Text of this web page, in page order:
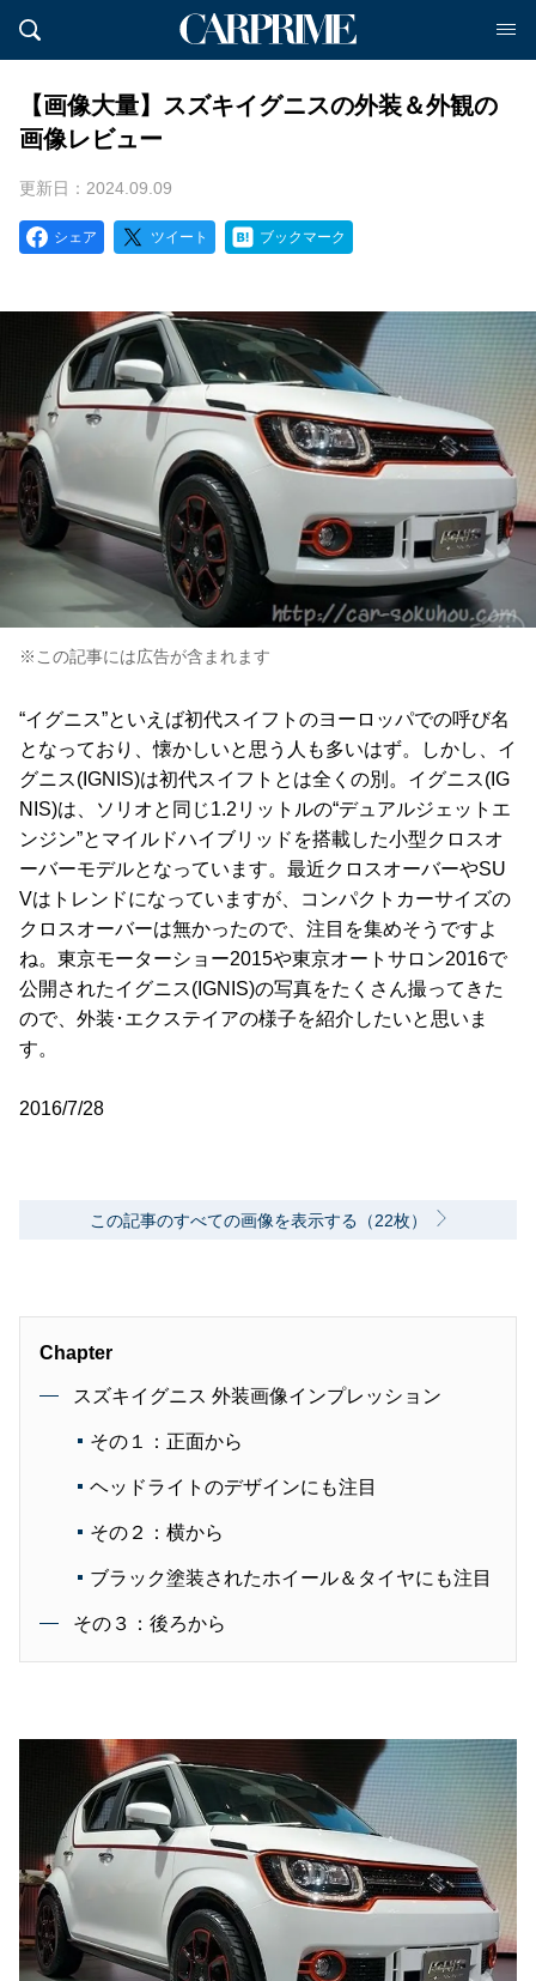
【画像大量】スズキイグニスの外装＆外観の
画像レビュー
更新日：2024.09.09
シェア ツイート ブックマーク
※この記事には広告が含まれます
“イグニス”といえば初代スイフトのヨーロッパでの呼び名
となっており、懐かしいと思う人も多いはず。しかし、イ
グニス(IGNIS)は初代スイフトとは全くの別。イグニス(IG
NIS)は、ソリオと同じ1.2リットルの“デュアルジェットエ
ンジン”とマイルドハイブリッドを搭載した小型クロスオ
ーバーモデルとなっています。最近クロスオーバーやSU
Vはトレンドになっていますが、コンパクトカーサイズの
クロスオーバーは無かったので、注目を集めそうですよ
ね。東京モーターショー2015や東京オートサロン2016で
公開されたイグニス(IGNIS)の写真をたくさん撮ってきた
ので、外装･エクステイアの様子を紹介したいと思いま
す。
2016/7/28
この記事のすべての画像を表示する（22枚）
Chapter
スズキイグニス 外装画像インプレッション
その１：正面から
ヘッドライトのデザインにも注目
その２：横から
ブラック塗装されたホイール＆タイヤにも注目
その３：後ろから